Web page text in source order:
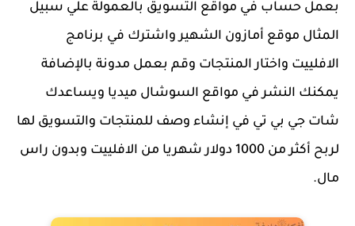
بعمل حساب في مواقع التسويق بالعمولة علي سبيل
المثال موقع أمازون الشهير واشترك في برنامج
الافلييت واختار المنتجات وقم بعمل مدونة بالإضافة
يمكنك النشر في مواقع السوشال ميديا ويساعدك
شات جي بي تي في إنشاء وصف للمنتجات والتسويق لها
لربح أكثر من 1000 دولار شهريا من الافلييت وبدون راس
مال.